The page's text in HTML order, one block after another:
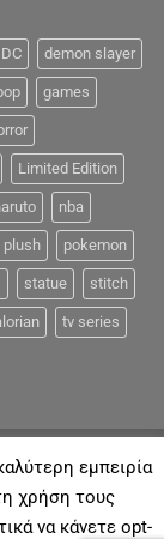
DC demon slayer
games
Limited Edition
nba
plush pokemon
statue stitch
tv series
εμπειρία
χρήση τους
να κάνετε opt-